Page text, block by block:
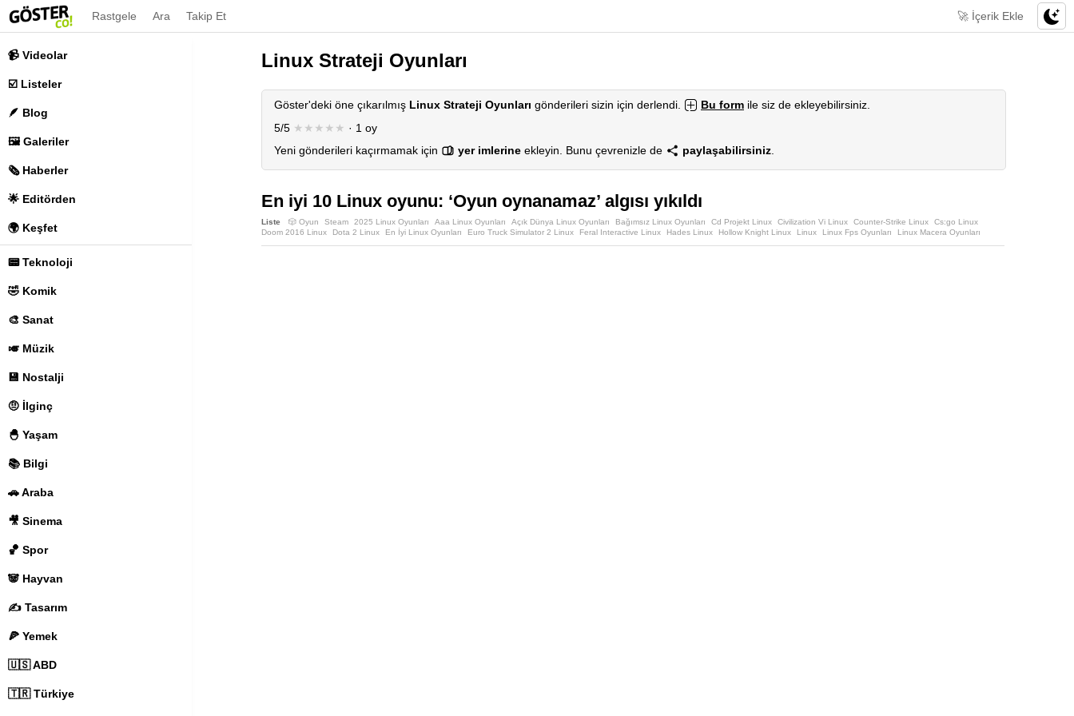
📹 Videolar
☑️ Listeler
🪶 Blog
🖼️ Galeriler
🗞️ Haberler
🌟 Editörden
🌍 Keşfet
📟 Teknoloji
🤣 Komik
🎨 Sanat
🎺 Müzik
💾 Nostalji
🤨 İlginç
🐣 Yaşam
📚 Bilgi
🚗 Araba
🎥 Sinema
🏀 Spor
🐼 Hayvan
✍️ Tasarım
🍕 Yemek
🇺🇸 ABD
🇹🇷 Türkiye
Rastgele Ara Takip Et 🚀 İçerik Ekle
Linux Strateji Oyunları
Göster'deki öne çıkarılmış Linux Strateji Oyunları gönderileri sizin için derlendi. Bu form ile siz de ekleyebilirsiniz.
5/5 ★★★★★ · 1 oy
Yeni gönderileri kaçırmamak için
yer imlerine ekleyin. Bunu çevrenizle de paylaşabilirsiniz
En iyi 10 Linux oyunu: ‘Oyun oynanamaz’ algısı yıkıldı
Liste 🎲 Oyun Steam 2025 Linux Oyunları Aaa Linux Oyunları Açık Dünya Linux Oyunları Bağımsız Linux Oyunları Cd Projekt Linux Civilization Vi Linux Counter-Strike Linux
Cs:go Linux
Doom 2016 Linux
Dota 2 Linux En İyi Linux Oyunları Euro Truck Simulator 2 Linux Feral Interactive Linux Hades Linux Hollow Knight Linux Linux Linux Fps Oyunları
Linux Macera Oyunları